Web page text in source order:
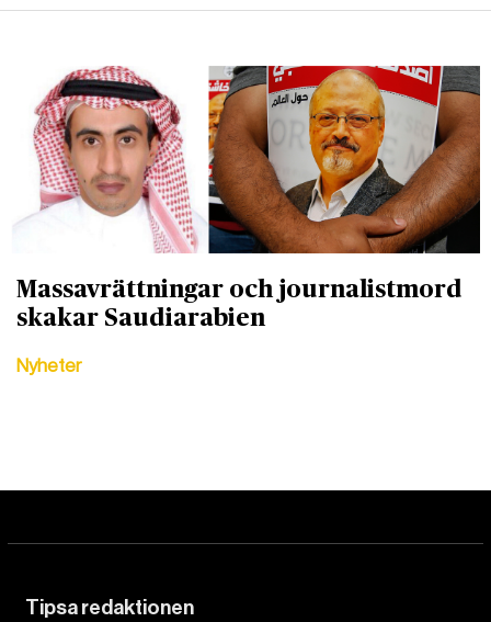
Massavrättningar och journalistmord
skakar Saudiarabien
Nyheter
Tipsa redaktionen